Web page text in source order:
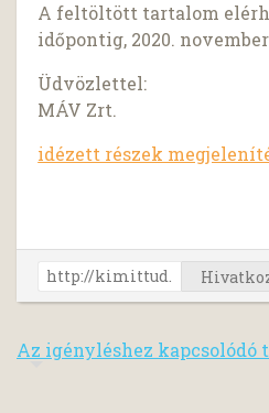
A feltöltött tartalom
időpontig, 2020.
Üdvözlettel:
MÁV Zrt.
idézett részek
Az igényléshez kapcsolódó